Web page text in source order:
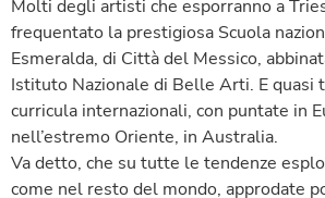
Molti degli artisti che esporranno a
frequentato la prestigiosa Scuola
Esmeralda, di Città del Messico,
Istituto Nazionale di Belle Arti. E quasi
curricula internazionali, con puntate in
nell’estremo Oriente, in Australia.
Va detto, che su tutte le tendenze
come nel resto del mondo, approdate